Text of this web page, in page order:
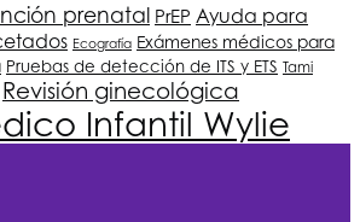
prenatal PrEP Ayuda para
Ecografía Exámenes médicos para
Pruebas de detección de ITS y ETS Tami
Revisión ginecológica
Infantil Wylie